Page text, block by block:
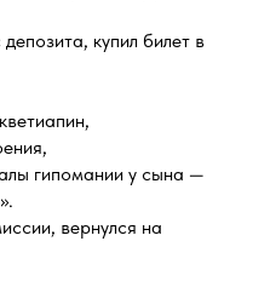
купил билет в
гипомании у сына —
вернулся на